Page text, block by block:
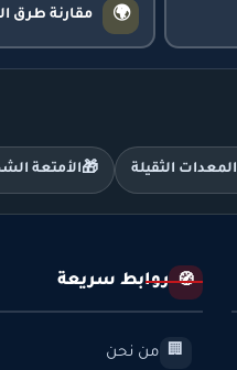
🌍 مقارنة طرق
المعدات الثقيلة 🎁الأمتعة
🧭 روابط سريعة
🏢 من نحن